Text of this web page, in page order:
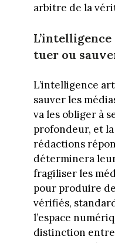
arbitre de la
tuer ou
L’intelligence
sauver les
va les obliger à
profondeur, et
rédactions
déterminera
fragiliser les
pour produire
vérifiés,
l’espace
distinction